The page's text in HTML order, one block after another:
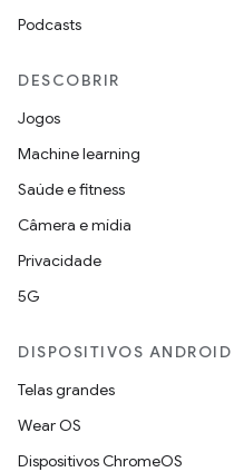
Podcasts
DESCOBRIR
Jogos
Machine learning
Saúde e fitness
Câmera e mídia
Privacidade
5G
DISPOSITIVOS ANDROID
Telas grandes
Wear OS
Dispositivos ChromeOS